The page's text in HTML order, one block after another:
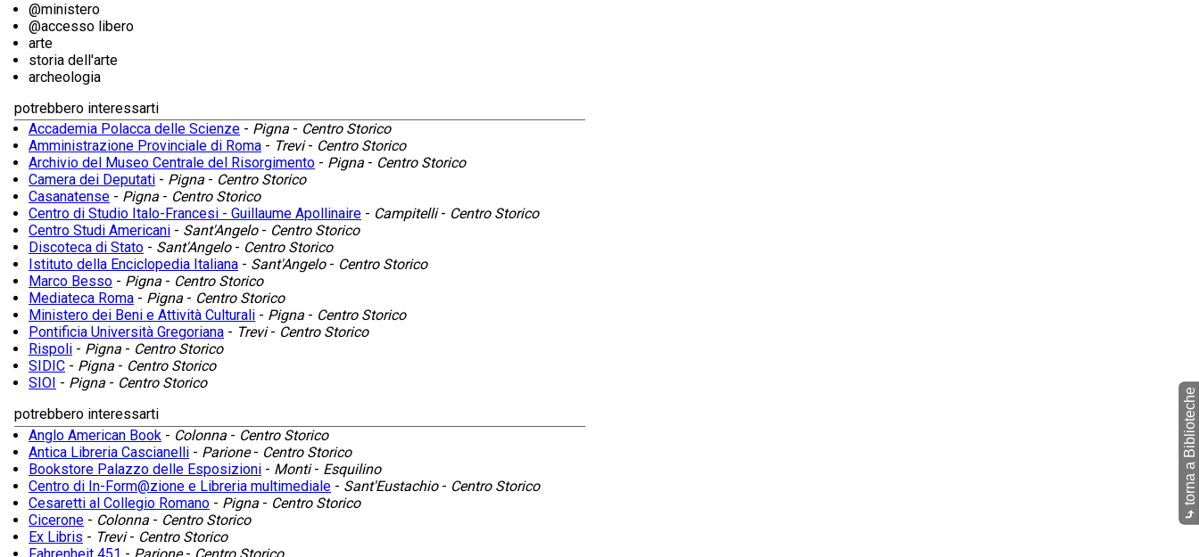
@ministero
@accesso libero
arte
storia dell'arte
archeologia
potrebbero interessarti
Accademia Polacca delle Scienze - Pigna - Centro Storico
Amministrazione Provinciale di Roma - Trevi- Centro Storico
Archivio del Museo Centrale del Risorgimento - Pigna - Centro Storico
Camera dei Deputati - Pigna - Centro Storico
Casanatense - Pigna - Centro Storico
Centro di Studio Italo-Francesi - Guillaume Apollinaire - Campitelli- Centro Storico
Centro Studi Americani - Sant'Angelo- Centro Storico
Discoteca di Stato - Sant'Angelo- Centro Storico
Istituto della Enciclopedia Italiana - Sant'Angelo- Centro Storico
Marco Besso - Pigna - Centro Storico
Mediateca Roma - Pigna - Centro Storico
Ministero dei Beni e Attività Culturali - Pigna - Centro Storico
Pontificia Università Gregoriana - Trevi- Centro Storico
Rispoli - Pigna - Centro Storico
SIDIC - Pigna - Centro Storico
SIOI - Pigna - Centro Storico
potrebbero interessarti
Anglo American Book - Colonna - Centro Storico
Antica Libreria Cascianelli - Parione- Centro Storico
Bookstore Palazzo delle Esposizioni - Monti- Esquilino
Centro di In-Form@zione e Libreria multimediale - Sant'Eustachio- Centro Storico
Cesaretti al Collegio Romano - Pigna - Centro Storico
Cicerone - Colonna - Centro Storico
Ex Libris - Trevi- Centro Storico
Fahrenheit 451 - Parione- Centro Storico
⤷
torna a Biblioteche